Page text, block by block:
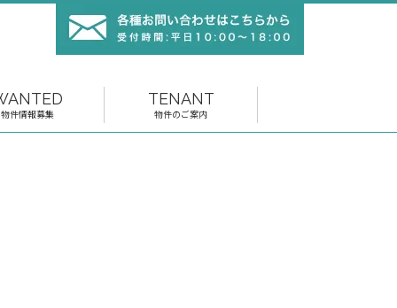
物件情報募集
TENANT
物件のご案内